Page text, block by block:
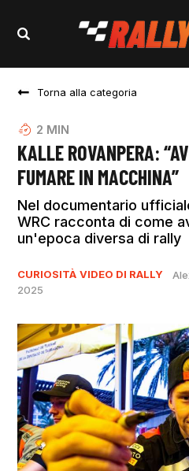
Torna alla categoria
2 MIN
KALLE ROVANPERA:
FUMARE IN MACCHINA”
Nel documentario
WRC racconta di come
un'epoca diversa di rally
CURIOSITÀ VIDEO DI RALLY
2025